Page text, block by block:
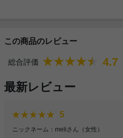
この商品のレビュー
総合評価 4.7
最新レビュー
5
ニックネーム：meliさん （女性）